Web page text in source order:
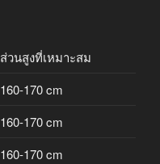
ส่วนสูงที่เหมาะสม
160-170 cm
160-170 cm
160-170 cm